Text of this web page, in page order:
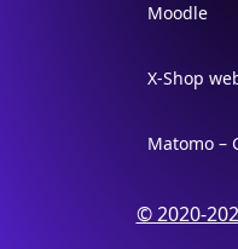
Moodle
X-Shop
Matomo –
© 2020-